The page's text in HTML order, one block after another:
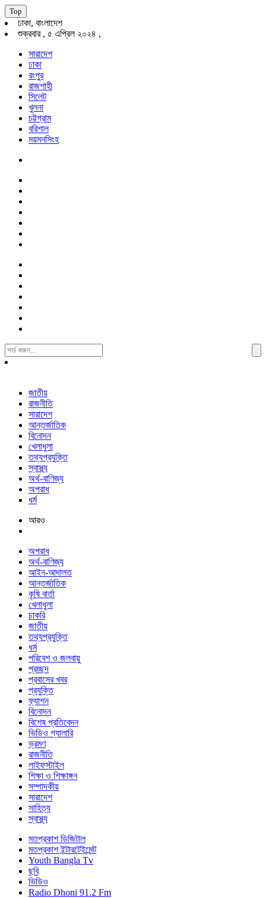
Top
ঢাকা, বাংলাদেশ
শুক্রবার , ৫ এপ্রিল ২০২৪ ,
সারাদেশ
ঢাকা
রংপুর
রাজশাহী
সিলেট
খুলনা
চট্টগ্রাম
বরিশাল
ময়মনসিংহ
Search
For:
জাতীয়
রাজনীতি
সারাদেশ
আন্তর্জাতিক
বিনোদন
খেলাধুলা
তথ্যপ্রযুক্তি
স্বাস্থ্য
অর্থ-বাণিজ্য
অপরাধ
ধর্ম
আরও
অপরাধ
অর্থ-বাণিজ্য
আইন-আদালত
আন্তর্জাতিক
কৃষি বার্তা
খেলাধুলা
চাকরি
জাতীয়
তথ্যপ্রযুক্তি
ধর্ম
পরিবেশ ও জলবায়ু
প্রচ্ছদ
প্রবাসের খবর
প্রযুক্তি
ফ্যাশন
বিনোদন
বিশেষ প্রতিবেদন
ভিডিও গ্যালারি
ভ্রমণ
রাজনীতি
লাইফস্টাইল
শিক্ষা ও শিক্ষাঙ্গন
সম্পাদকীয়
সারাদেশ
সাহিত্য
স্বাস্থ্য
মতপ্রকাশ ডিজিটাল
মতপ্রকাশ ইন্টারটেইন্মেন্ট
Youth Bangla Tv
ছবি
ভিডিও
Radio Dhoni 91.2 Fm